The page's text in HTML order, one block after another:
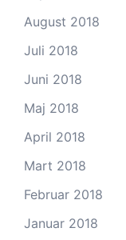
August 2018
Juli 2018
Juni 2018
Maj 2018
April 2018
Mart 2018
Februar 2018
Januar 2018